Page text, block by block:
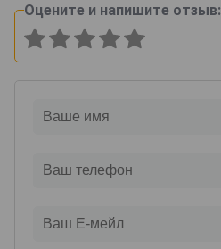
Оцените и напишите отзыв: